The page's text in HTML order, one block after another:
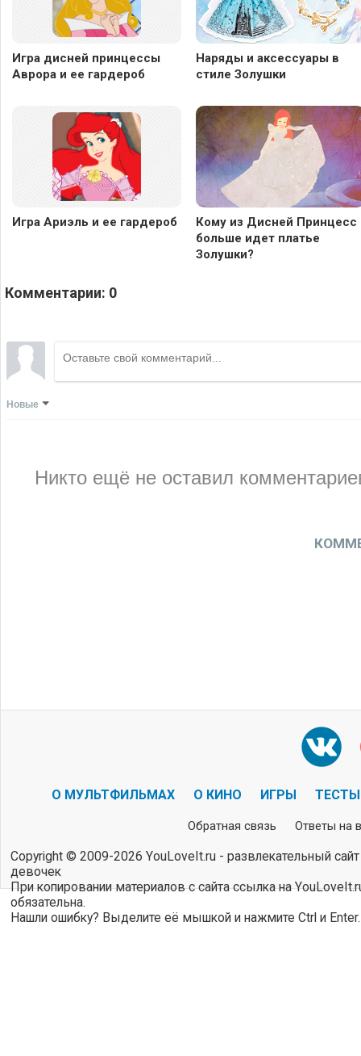
Игра дисней принцессы
Аврора и ее гардероб
Наряды и аксессуары в
стиле Золушки
Игра Ариэль и ее гардероб
Кому из Дисней Принцесс
больше идет платье
Золушки?
Комментарии: 0
Новые
Никто ещё не оставил
О МУЛЬТФИЛЬМАХ О КИНО ИГРЫ ТЕСТЫ
Обратная связь Ответы на
Copyright © 2009-2026 YouLoveIt.ru - развлекательный
девочек
При копировании материалов с сайта ссылка на
обязательна.
Нашли ошибку? Выделите её мышкой и нажмите Ctrl и Enter.